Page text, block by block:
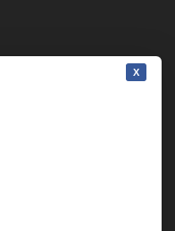
những tin tức mới nhất
quyền riêng tư cho